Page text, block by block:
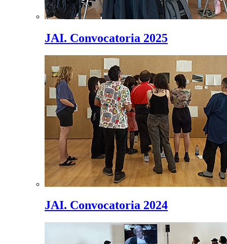
JAI. Convocatoria 2025
JAI. Convocatoria 2024